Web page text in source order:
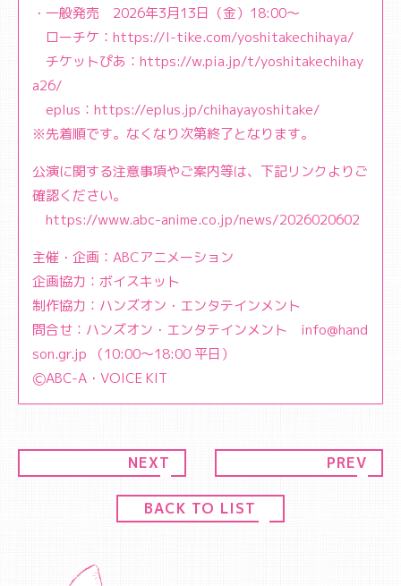
・一般発売 2026年3月13日（金）18:00～
ローチケ： https://l-tike.com/yoshitakechihaya/
チケットぴあ： https://w.pia.jp/t/yoshitakechihay
a26/
eplus： https://eplus.jp/chihayayoshitake/
※先着順です。なくなり次第終了となります。
公演に関する注意事項やご案内等は、下記リンクよりご
確認ください。
https://www.abc-anime.co.jp/news/2026020602
主催・企画：ABCアニメーション
企画協力：ボイスキット
制作協力：ハンズオン・エンタテインメント
問合せ：ハンズオン・エンタテインメント info@hand
son.gr.jp （10:00〜18:00 平日）
ⒸABC-A・VOICE KIT
NEXT PREV
BACK TO LIST